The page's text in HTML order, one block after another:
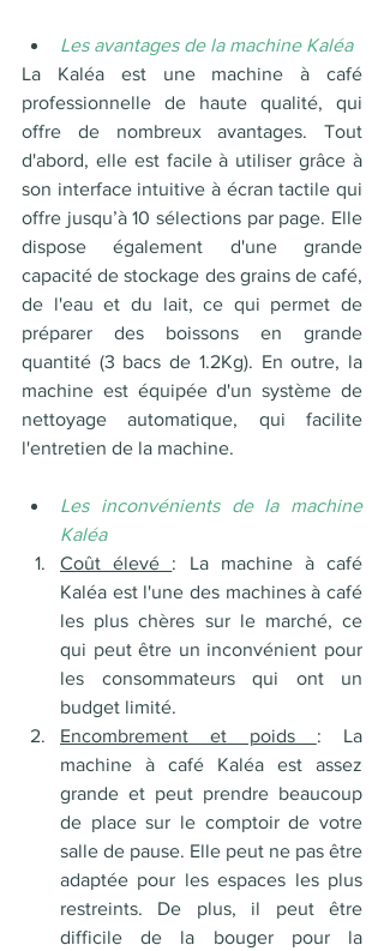
Les avantages de la machine Kaléa
La Kaléa est une machine à café
professionnelle de haute qualité, qui
offre de nombreux avantages. Tout
d'abord, elle est facile à utiliser grâce à
son interface intuitive à écran tactile qui
offre jusqu’à 10 sélections par page. Elle
dispose également d'une grande
capacité de stockage des grains de café,
de l'eau et du lait, ce qui permet de
préparer des boissons en grande
quantité (3 bacs de 1.2Kg). En outre, la
machine est équipée d'un système de
nettoyage automatique, qui facilite
l'entretien de la machine.
Les inconvénients de la machine
Kaléa
Coût élevé : La machine à café
Kaléa est l'une des machines à café
les plus chères sur le marché, ce
qui peut être un inconvénient pour
les consommateurs qui ont un
budget limité.
Encombrement et poids : La
machine à café Kaléa est assez
grande et peut prendre beaucoup
de place sur le comptoir de votre
salle de pause. Elle peut ne pas être
adaptée pour les espaces les plus
restreints. De plus, il peut être
difficile de la bouger pour la